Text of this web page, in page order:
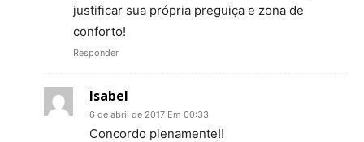
justificar sua própria preguiça e zona de
conforto!
Responder
Isabel
6 de abril de 2017 Em 00:33
Concordo plenamente!!